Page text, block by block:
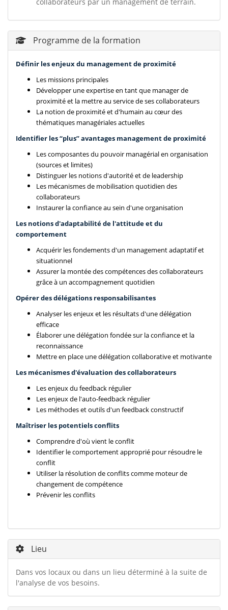
Programme de la formation
Définir les enjeux du management de proximité
Les missions principales
Développer une expertise en tant que manager de
proximité et la mettre au service de ses collaborateurs
La notion de proximité et d'humain au cœur des
thématiques managériales actuelles
Identifier les “plus” avantages management de proximité
Les composantes du pouvoir managérial en organisation
(sources et limites)
Distinguer les notions d'autorité et de leadership
Les mécanismes de mobilisation quotidien des
collaborateurs
Instaurer la confiance au sein d'une organisation
Les notions d'adaptabilité de l'attitude et du
comportement
Acquérir les fondements d'un management adaptatif et
situationnel
Assurer la montée des compétences des collaborateurs
grâce à un accompagnement quotidien
Opérer des délégations responsabilisantes
Analyser les enjeux et les résultats d'une délégation
efficace
Élaborer une délégation fondée sur la confiance et la
reconnaissance
Mettre en place une délégation collaborative et motivante
Les mécanismes d'évaluation des collaborateurs
Les enjeux du feedback régulier
Les enjeux de l'auto-feedback régulier
Les méthodes et outils d'un feedback constructif
Maîtriser les potentiels conflits
Comprendre d'où vient le conflit
Identifier le comportement approprié pour résoudre le
conflit
Utiliser la résolution de conflits comme moteur de
changement de compétence
Prévenir les conflits
Lieu
Dans vos locaux ou dans un lieu déterminé à la suite de
l'analyse de vos besoins.